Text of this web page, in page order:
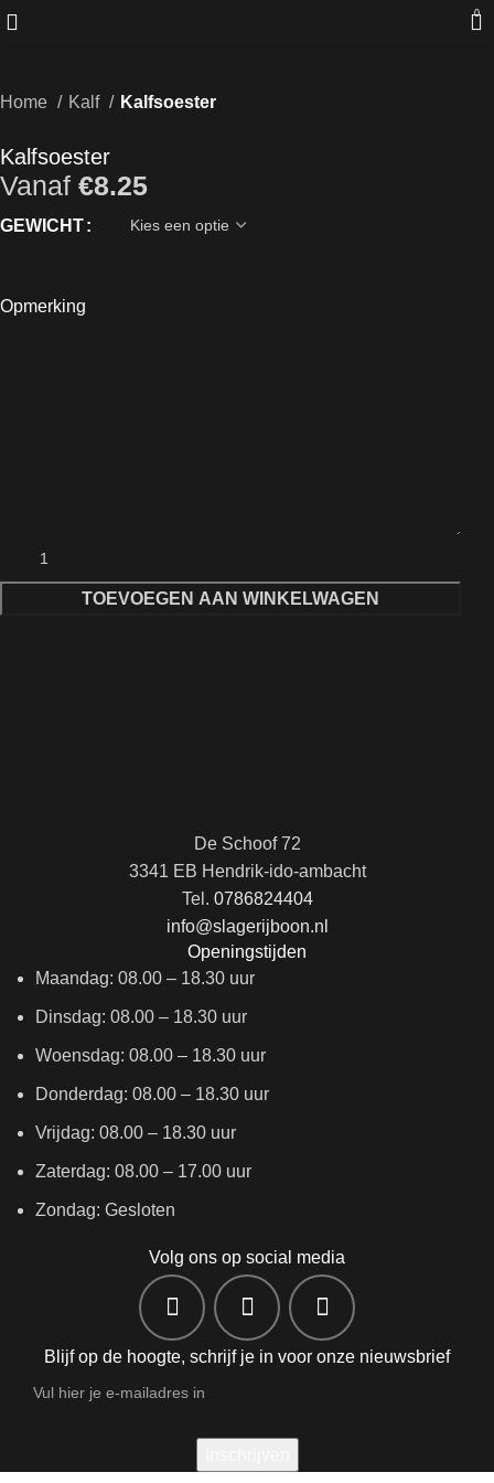
0
Home Kalf Kalfsoester
Kalfsoester
Vanaf €8.25
GEWICHT
Opmerking
TOEVOEGEN AAN WINKELWAGEN
De Schoof 72
3341 EB Hendrik-ido-ambacht
Tel. 0786824404
info@slagerijboon.nl
Openingstijden
Maandag: 08.00 – 18.30 uur
Dinsdag: 08.00 – 18.30 uur
Woensdag: 08.00 – 18.30 uur
Donderdag: 08.00 – 18.30 uur
Vrijdag: 08.00 – 18.30 uur
Zaterdag: 08.00 – 17.00 uur
Zondag: Gesloten
Volg ons op social media
Blijf op de hoogte, schrijf je in voor onze nieuwsbrief